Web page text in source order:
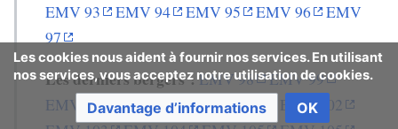
EMV 93
EMV 94 EMV 95 EMV 96
EMV
97
Les derniers bergers : EMV 98
EMV 99
EMV 100
EMV 101 EMV 106
EMV 102
Les cookies nous aident à fournir nos services. En utilisant
nos services, vous acceptez notre utilisation de cookies.
Davantage d’informations OK